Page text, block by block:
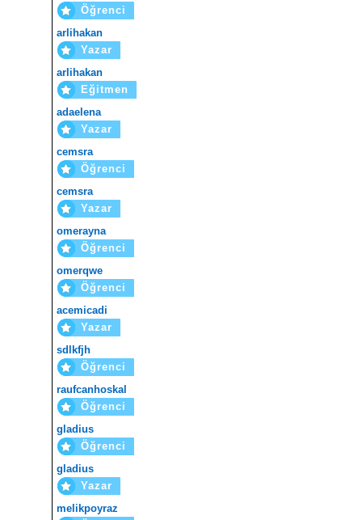
Öğrenci
arlihakan
Yazar
arlihakan
Eğitmen
adaelena
Yazar
cemsra
Öğrenci
cemsra
Yazar
omerayna
Öğrenci
omerqwe
Öğrenci
acemicadi
Yazar
sdlkfjh
Öğrenci
raufcanhoskal
Öğrenci
gladius
Öğrenci
gladius
Yazar
melikpoyraz